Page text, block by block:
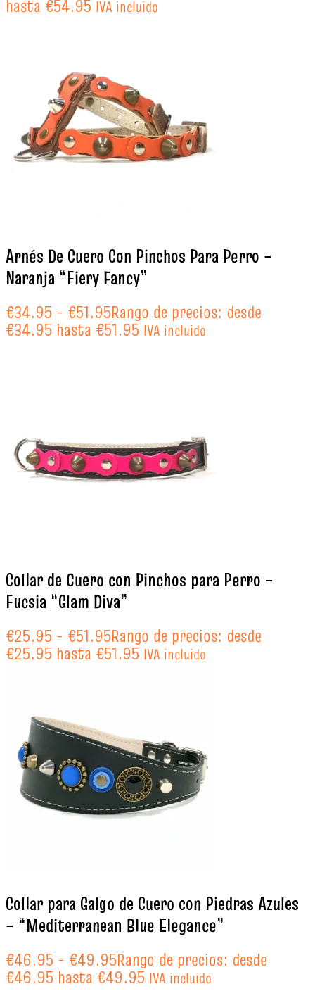
hasta €54.95 IVA incluido
Arnés De Cuero Con Pinchos Para Perro –
Naranja “Fiery Fancy”
€34.95 - €51.95Rango de precios: desde
€34.95 hasta €51.95 IVA incluido
Collar de Cuero con Pinchos para Perro –
Fucsia “Glam Diva”
€25.95 - €51.95Rango de precios: desde
€25.95 hasta €51.95 IVA incluido
Collar para Galgo de Cuero con Piedras Azules
– “Mediterranean Blue Elegance”
€46.95 - €49.95Rango de precios: desde
€46.95 hasta €49.95 IVA incluido